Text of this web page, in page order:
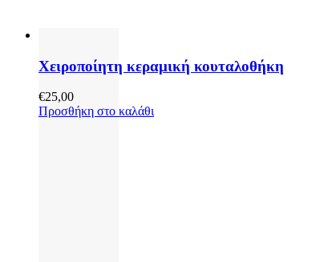
Χειροποίητη κεραμική κουταλοθήκη
€25,00
Προσθήκη στο καλάθι